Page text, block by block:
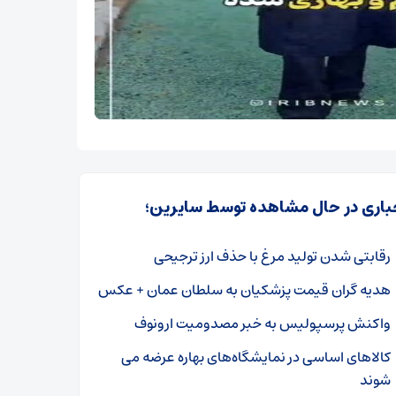
در حال مشاهده توسط سایرین؛
رقابتی شدن تولید مرغ با حذف ارز ترجیحی
هدیه گران قیمت پزشکیان به سلطان عمان + عکس
واکنش پرسپولیس به خبر مصدومیت ارونوف
کالاهای اساسی در نمایشگاه‌های بهاره عرضه می
شوند